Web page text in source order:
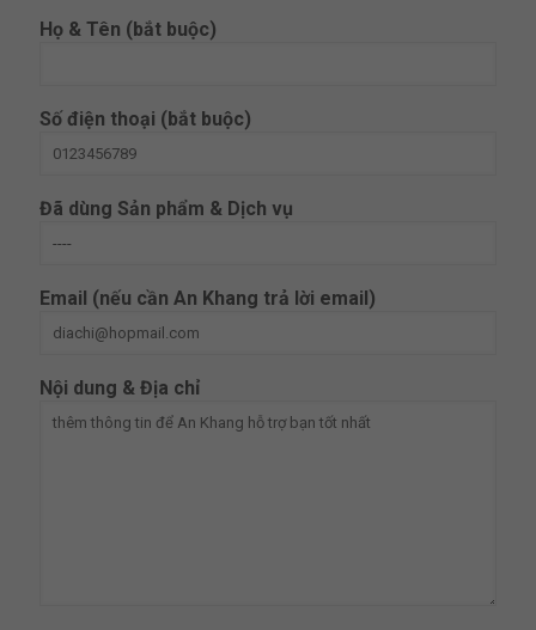
Họ & Tên (bắt buộc)
Số điện thoại (bắt buộc)
Đã dùng Sản phẩm & Dịch vụ
Email (nếu cần An Khang trả lời email)
Nội dung & Địa chỉ